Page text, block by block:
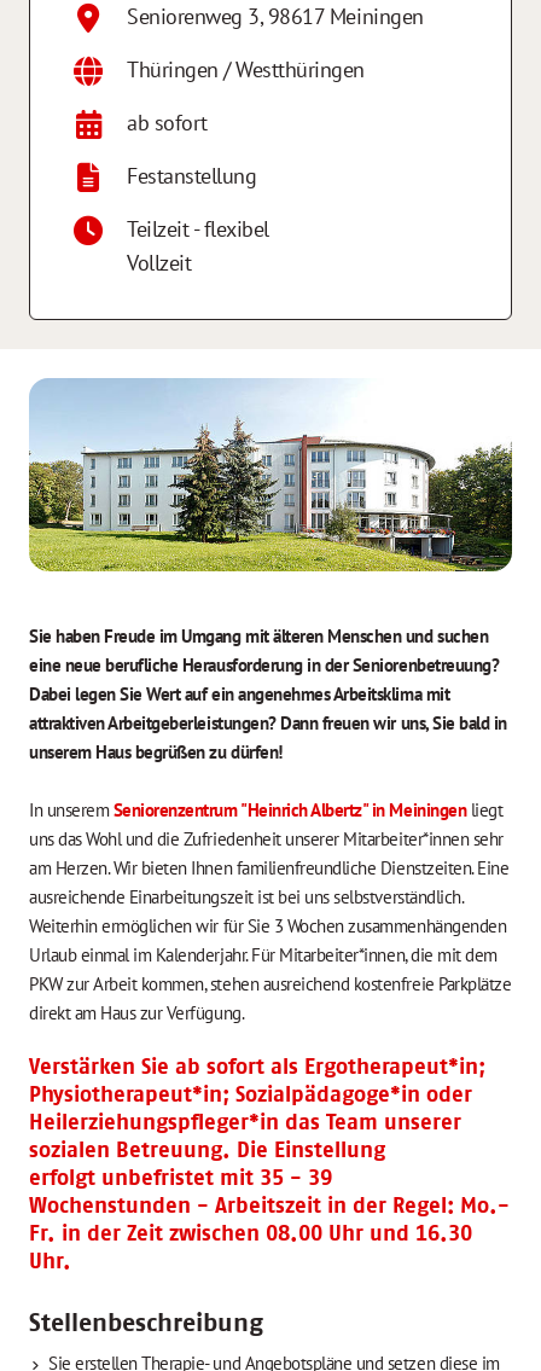
Seniorenweg 3,98617 Meiningen
Thüringen / Westthüringen
ab sofort
Festanstellung
Teilzeit - flexibel
Vollzeit
Sie haben Freude im Umgang mit älteren Menschen und suchen
eine neue berufliche Herausforderung in der Seniorenbetreuung?
Dabei legen Sie Wert auf ein angenehmes Arbeitsklima mit
attraktiven Arbeitgeberleistungen? Dann freuen wir uns, Sie bald in
unserem Haus begrüßen zu dürfen!
In unseremSeniorenzentrum "Heinrich Albertz" in Meiningenliegt
uns das Wohl und die Zufriedenheit unserer Mitarbeiter*innen sehr
am Herzen. Wir bieten Ihnen familienfreundliche Dienstzeiten. Eine
ausreichende Einarbeitungszeit ist bei uns selbstverständlich.
Weiterhin ermöglichen wir für Sie 3 Wochen zusammenhängenden
Urlaub einmal im Kalenderjahr. Für Mitarbeiter*innen, die mit dem
PKW zur Arbeit kommen, stehen ausreichend kostenfreie Parkplätze
direkt am Haus zur Verfügung.
Verstärken Sie ab sofort als Ergotherapeut*in;
Physiotherapeut*in; Sozialpädagoge*in oder
Heilerziehungspfleger*in das Team unserer
sozialen Betreuung. Die Einstellung
erfolgt unbefristet mit 35 - 39
Wochenstunden - Arbeitszeit in der Regel: Mo.-
Fr. in der Zeit zwischen 08.00 Uhr und 16.30
Uhr.
Stellenbeschreibung
Sie erstellen Therapie- und Angebotspläne und setzen diese im